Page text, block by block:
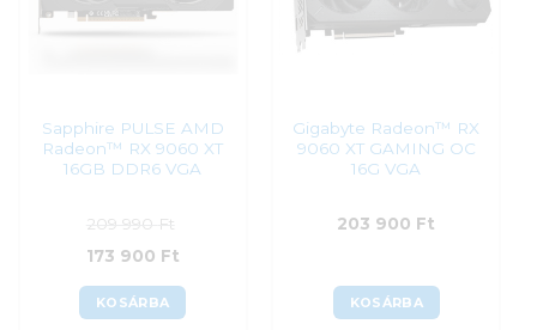
126 990Ft
Sapphire PULSE AMD
Radeon™ RX 9060 XT
16GB DDR6 VGA
209 990 Ft
Original
price
was:
173 900 FtCurrent
price
is:
KOSÁRBA
Gigabyte Radeon™ RX
9060 XT GAMING OC
16G VGA
203 900 Ft
KOSÁRBA